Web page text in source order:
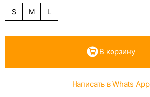
S M L
В корзину
Написать в Whats App